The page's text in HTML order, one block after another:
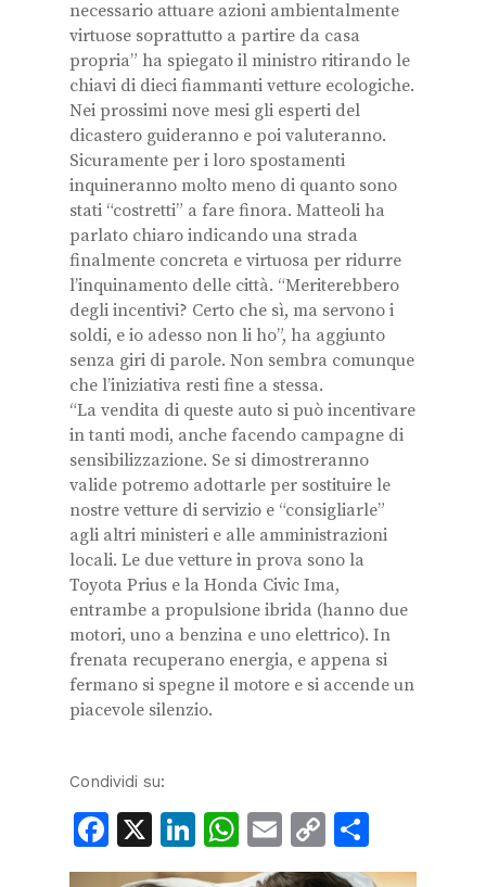
necessario attuare azioni ambientalmente
virtuose soprattutto a partire da casa
propria” ha spiegato il ministro ritirando le
chiavi di dieci fiammanti vetture ecologiche.
Nei prossimi nove mesi gli esperti del
dicastero guideranno e poi valuteranno.
Sicuramente per i loro spostamenti
inquineranno molto meno di quanto sono
stati “costretti” a fare finora. Matteoli ha
parlato chiaro indicando una strada
finalmente concreta e virtuosa per ridurre
l’inquinamento delle città. “Meriterebbero
degli incentivi? Certo che sì, ma servono i
soldi, e io adesso non li ho”, ha aggiunto
senza giri di parole. Non sembra comunque
che l’iniziativa resti fine a stessa.
“La vendita di queste auto si può incentivare
in tanti modi, anche facendo campagne di
sensibilizzazione. Se si dimostreranno
valide potremo adottarle per sostituire le
nostre vetture di servizio e “consigliarle”
agli altri ministeri e alle amministrazioni
locali. Le due vetture in prova sono la
Toyota Prius e la Honda Civic Ima,
entrambe a propulsione ibrida (hanno due
motori, uno a benzina e uno elettrico). In
frenata recuperano energia, e appena si
fermano si spegne il motore e si accende un
piacevole silenzio.
Condividi su:
Facebook
X LinkedIn
WhatsApp
Email
Copy
Link